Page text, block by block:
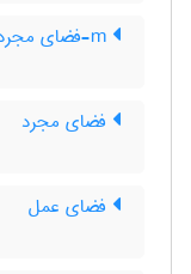
فضای مجرد
فضای عمل